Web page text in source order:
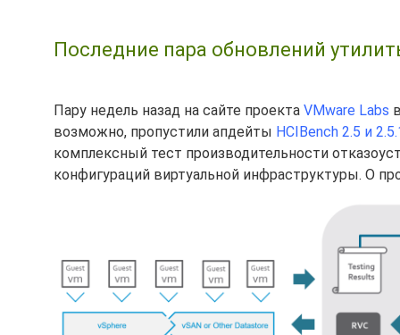
Последние пара обновлений
Пару недель назад на сайте проекта VMware Labs
возможно, пропустили апдейты HCIBench 2.5 и
комплексный тест производительности
конфигураций виртуальной инфраструктуры. О